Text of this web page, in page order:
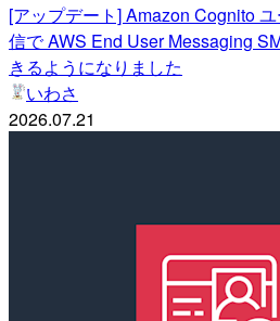
[アップデート] Amazon Cognito
信で AWS End User Messaging
きるようになりました
いわさ
2026.07.21